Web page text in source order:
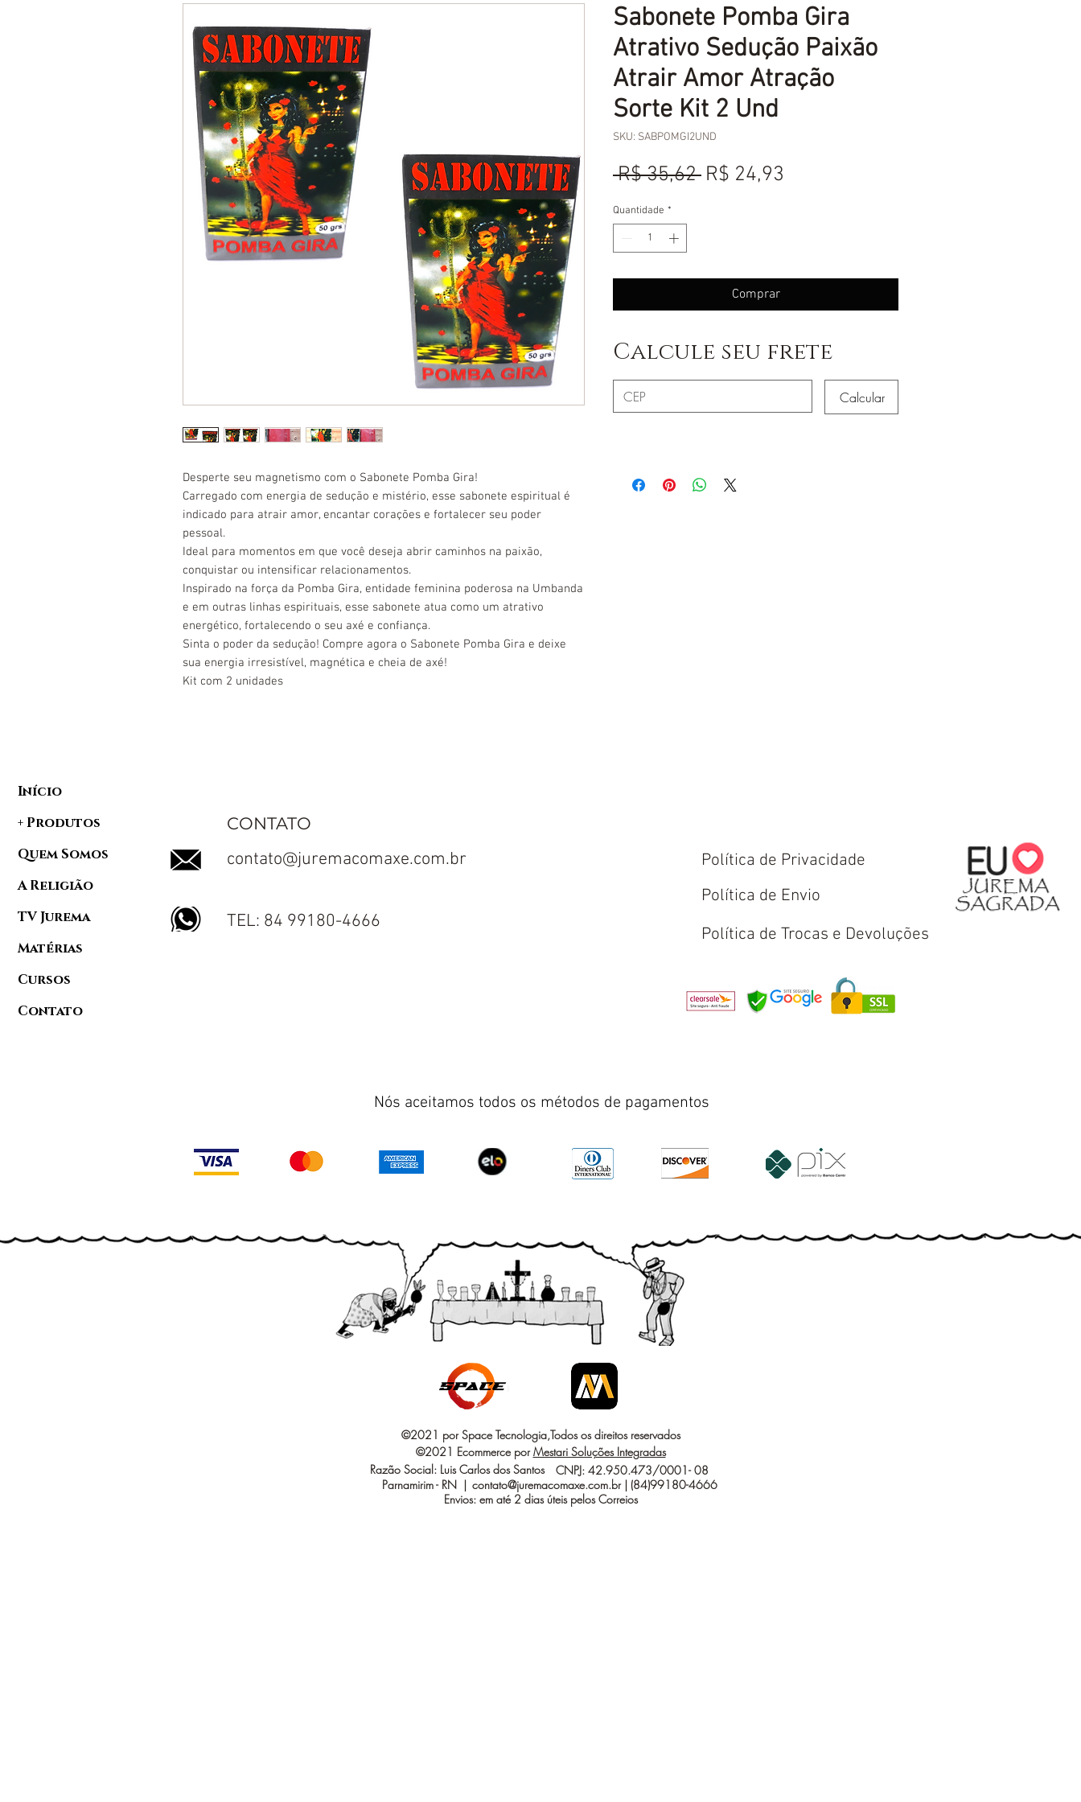
Desperte seu magnetismo com o Sabonete Pomba Gira!
Carregado com energia de sedução e mistério, esse sabonete espiritual é
indicado para atrair amor, encantar corações e fortalecer seu poder
pessoal.
Ideal para momentos em que você deseja abrir caminhos na paixão,
conquistar ou intensificar relacionamentos.
Inspirado na força da Pomba Gira, entidade feminina poderosa na Umbanda
e em outras linhas espirituais, esse sabonete atua como um atrativo
energético, fortalecendo o seu axé e confiança.
Sinta o poder da sedução! Compre agora o Sabonete Pomba Gira e deixe
sua energia irresistível, magnética e cheia de axé!
Kit com 2 unidades
Sabonete Pomba Gira
Atrativo Sedução Paixão
Atrair Amor Atração
Sorte Kit 2 Und
SKU: SABPOMGI2UND
R$ 35,62 Preço
R$ 24,93
Quantidade *
Comprar
Calcule seu frete
Calcular
Início
+ Produtos
Quem Somos
A Religião
TV Jurema
Matérias
Cursos
Contato
CONTATO
contato@juremacomaxe.com.br
TEL: 84 99180-4666
Política de Privacidade
Política de Envio
Política de Trocas e Devoluções
Nós aceitamos todos os métodos de pagamentos
©2021 por Space Tecnologia,Todos os direitos reservados
©2021 Ecommerce porMestari Soluções Integradas
Razão Social: Luis Carlos dos Santos
Parnamirim - RN |
Envios: em até 2 dias úteis pelos Correios
CNPJ: 42.950.473/0001- 08
contato@juremacomaxe.com.br| (84)99180-4666